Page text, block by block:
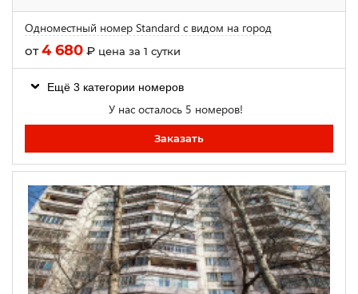
Одноместный номер Standard с видом на город
от4 680 ₽ цена за 1 сутки
Ещё 3 категории номеров
У нас осталось 5 номеров!
Заказать